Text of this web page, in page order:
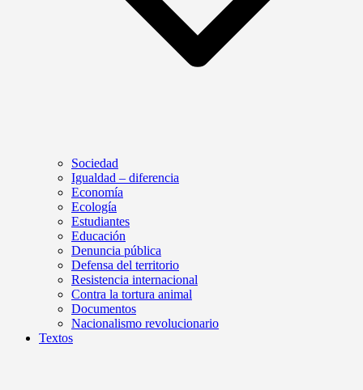
Sociedad
Igualdad – diferencia
Economía
Ecología
Estudiantes
Educación
Denuncia pública
Defensa del territorio
Resistencia internacional
Contra la tortura animal
Documentos
Nacionalismo revolucionario
Textos